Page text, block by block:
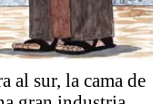
al sur, la cama de